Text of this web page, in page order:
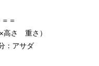
＝
さ 重さ）
：アサダ